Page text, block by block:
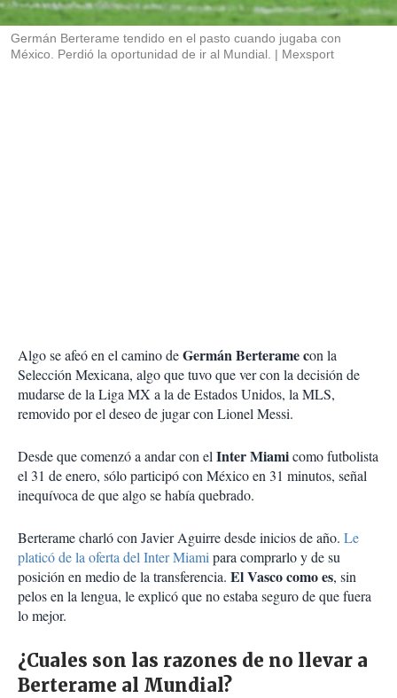
i
Germán Berterame tendido en el pasto cuando jugaba con
México. Perdió la oportunidad de ir al Mundial.
Mexsport
Algo se afeó en el camino deGermán Berterame con la
Selección Mexicana, algo que tuvo que ver con la decisión de
mudarse de la Liga MX a la de Estados Unidos, la MLS,
removido por el deseo de jugar con Lionel Messi.
Desde que comenzó a andar con elInter Miamicomo futbolista
el 31 de enero, sólo participó con México en 31 minutos, señal
inequívoca de que algo se había quebrado.
Berterame charló con Javier Aguirre desde inicios de año. Le
platicó de la oferta del Inter Miamipara comprarlo y de su
posición en medio de la transferencia. El Vasco como es, sin
pelos en la lengua, le explicó que no estaba seguro de que fuera
lo mejor.
¿Cuales son las razones de no llevar a
Berterame al Mundial?